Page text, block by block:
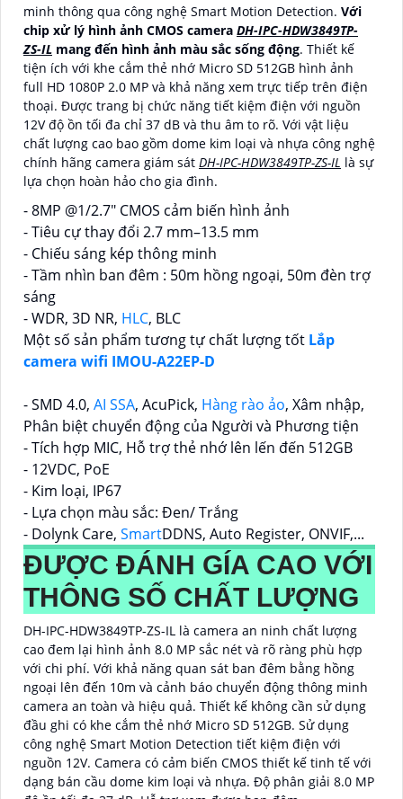
minh thông qua công nghệ Smart Motion Detection. Với
chip xử lý hình ảnh CMOS camera DH-IPC-HDW3849TP-
ZS-IL mang đến hình ảnh màu sắc sống động. Thiết kế
tiện ích với khe cắm thẻ nhớ Micro SD 512GB hình ảnh
full HD 1080P 2.0 MP và khả năng xem trực tiếp trên điện
thoại. Được trang bị chức năng tiết kiệm điện với nguồn
12V độ ồn tối đa chỉ 37 dB và thu âm to rõ. Với vật liệu
chất lượng cao bao gồm dome kim loại và nhựa công nghệ
chính hãng camera giám sát DH-IPC-HDW3849TP-ZS-IL là sự
lựa chọn hoàn hảo cho gia đình.
- 8MP @1/2.7" CMOS cảm biến hình ảnh
- Tiêu cự thay đổi 2.7 mm–13.5 mm
- Chiếu sáng kép thông minh
- Tầm nhìn ban đêm : 50m hồng ngoại, 50m đèn trợ
sáng
- WDR, 3D NR, HLC, BLC
Một số sản phẩm tương tự chất lượng tốt Lắp
camera wifi IMOU-A22EP-D
- SMD 4.0, AI SSA, AcuPick, Hàng rào ảo, Xâm nhập,
Phân biệt chuyển động của Người và Phương tiện
- Tích hợp MIC, Hỗ trợ thẻ nhớ lên lến đến 512GB
- 12VDC, PoE
- Kim loại, IP67
- Lựa chọn màu sắc: Đen/ Trắng
- Dolynk Care, SmartDDNS, Auto Register, ONVIF,...
ĐƯỢC ĐÁNH GÍA CAO VỚI
THÔNG SỐ CHẤT LƯỢNG
DH-IPC-HDW3849TP-ZS-IL là camera an ninh chất lượng
cao đem lại hình ảnh 8.0 MP sắc nét và rõ ràng phù hợp
với chi phí. Với khả năng quan sát ban đêm bằng hồng
ngoại lên đến 10m và cảnh báo chuyển động thông minh
camera an toàn và hiệu quả. Thiết kế không cần sử dụng
đầu ghi có khe cắm thẻ nhớ Micro SD 512GB. Sử dụng
công nghệ Smart Motion Detection tiết kiệm điện với
nguồn 12V. Camera có cảm biến CMOS thiết kế tinh tế với
dạng bán cầu dome kim loại và nhựa. Độ phân giải 8.0 MP